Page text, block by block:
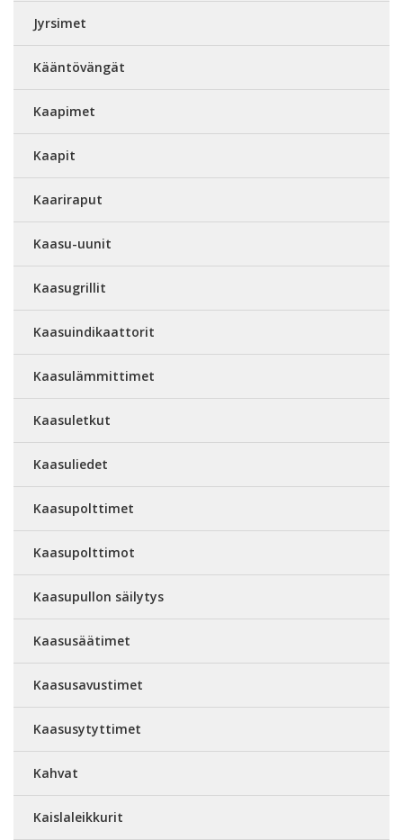
Jyrsimet
Kääntövängät
Kaapimet
Kaapit
Kaariraput
Kaasu-uunit
Kaasugrillit
Kaasuindikaattorit
Kaasulämmittimet
Kaasuletkut
Kaasuliedet
Kaasupolttimet
Kaasupolttimot
Kaasupullon säilytys
Kaasusäätimet
Kaasusavustimet
Kaasusytyttimet
Kahvat
Kaislaleikkurit